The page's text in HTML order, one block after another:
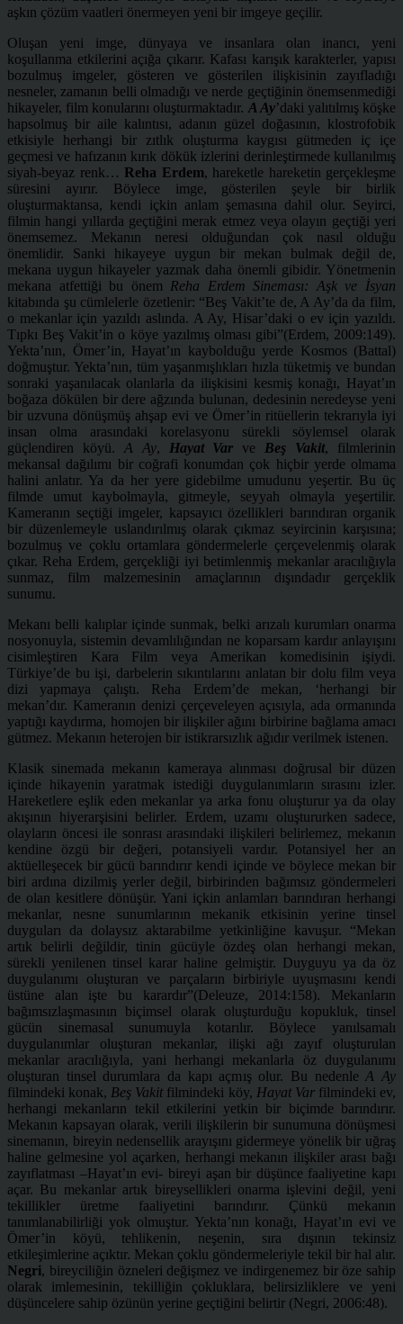
aşkın çözüm vaatleri önermeyen yeni bir imgeye geçilir.
Oluşan yeni imge, dünyaya ve insanlara olan inancı, yeni
koşullanma etkilerini açığa çıkarır. Kafası karışık karakterler, yapısı
bozulmuş imgeler, gösteren ve gösterilen ilişkisinin zayıfladığı
nesneler, zamanın belli olmadığı ve nerde geçtiğinin önemsenmediği
hikayeler, film konularını oluşturmaktadır. A Ay’daki yalıtılmış köşke
hapsolmuş bir aile kalıntısı, adanın güzel doğasının, klostrofobik
etkisiyle herhangi bir zıtlık oluşturma kaygısı gütmeden iç içe
geçmesi ve hafızanın kırık dökük izlerini derinleştirmede kullanılmış
siyah-beyaz renk… Reha Erdem, hareketle hareketin gerçekleşme
süresini ayırır. Böylece imge, gösterilen şeyle bir birlik
oluşturmaktansa, kendi içkin anlam şemasına dahil olur. Seyirci,
filmin hangi yıllarda geçtiğini merak etmez veya olayın geçtiği yeri
önemsemez. Mekanın neresi olduğundan çok nasıl olduğu
önemlidir. Sanki hikayeye uygun bir mekan bulmak değil de,
mekana uygun hikayeler yazmak daha önemli gibidir. Yönetmenin
mekana atfettiği bu önem Reha Erdem Sineması: Aşk ve İsyan
kitabında şu cümlelerle özetlenir: “Beş Vakit’te de, A Ay’da da film,
o mekanlar için yazıldı aslında. A Ay, Hisar’daki o ev için yazıldı.
Tıpkı Beş Vakit’in o köye yazılmış olması gibi”(Erdem, 2009:149).
Yekta’nın, Ömer’in, Hayat’ın kaybolduğu yerde Kosmos (Battal)
doğmuştur. Yekta’nın, tüm yaşanmışlıkları hızla tüketmiş ve bundan
sonraki yaşanılacak olanlarla da ilişkisini kesmiş konağı, Hayat’ın
boğaza dökülen bir dere ağzında bulunan, dedesinin neredeyse yeni
bir uzvuna dönüşmüş ahşap evi ve Ömer’in ritüellerin tekrarıyla iyi
insan olma arasındaki korelasyonu sürekli söylemsel olarak
güçlendiren köyü. A Ay, Hayat Var ve Beş Vakit, filmlerinin
mekansal dağılımı bir coğrafi konumdan çok hiçbir yerde olmama
halini anlatır. Ya da her yere gidebilme umudunu yeşertir. Bu üç
filmde umut kaybolmayla, gitmeyle, seyyah olmayla yeşertilir.
Kameranın seçtiği imgeler, kapsayıcı özellikleri barındıran organik
bir düzenlemeyle uslandırılmış olarak çıkmaz seyircinin karşısına;
bozulmuş ve çoklu ortamlara göndermelerle çerçevelenmiş olarak
çıkar. Reha Erdem, gerçekliği iyi betimlenmiş mekanlar aracılığıyla
sunmaz, film malzemesinin amaçlarının dışındadır gerçeklik
sunumu.
Mekanı belli kalıplar içinde sunmak, belki arızalı kurumları onarma
nosyonuyla, sistemin devamlılığından ne koparsam kardır anlayışını
cisimleştiren Kara Film veya Amerikan komedisinin işiydi.
Türkiye’de bu işi, darbelerin sıkıntılarını anlatan bir dolu film veya
dizi yapmaya çalıştı. Reha Erdem’de mekan, ‘herhangi bir
mekan’dır. Kameranın denizi çerçeveleyen açısıyla, ada ormanında
yaptığı kaydırma, homojen bir ilişkiler ağını birbirine bağlama amacı
gütmez. Mekanın heterojen bir istikrarsızlık ağıdır verilmek istenen.
Klasik sinemada mekanın kameraya alınması doğrusal bir düzen
içinde hikayenin yaratmak istediği duygulanımların sırasını izler.
Hareketlere eşlik eden mekanlar ya arka fonu oluşturur ya da olay
akışının hiyerarşisini belirler. Erdem, uzamı oluştururken sadece,
olayların öncesi ile sonrası arasındaki ilişkileri belirlemez, mekanın
kendine özgü bir değeri, potansiyeli vardır. Potansiyel her an
aktüelleşecek bir gücü barındırır kendi içinde ve böylece mekan bir
biri ardına dizilmiş yerler değil, birbirinden bağımsız göndermeleri
de olan kesitlere dönüşür. Yani içkin anlamları barındıran herhangi
mekanlar, nesne sunumlarının mekanik etkisinin yerine tinsel
duyguları da dolaysız aktarabilme yetkinliğine kavuşur. “Mekan
artık belirli değildir, tinin gücüyle özdeş olan herhangi mekan,
sürekli yenilenen tinsel karar haline gelmiştir. Duyguyu ya da öz
duygulanımı oluşturan ve parçaların birbiriyle uyuşmasını kendi
üstüne alan işte bu karardır”(Deleuze, 2014:158). Mekanların
bağımsızlaşmasının biçimsel olarak oluşturduğu kopukluk, tinsel
gücün sinemasal sunumuyla kotarılır. Böylece yanılsamalı
duygulanımlar oluşturan mekanlar, ilişki ağı zayıf oluşturulan
mekanlar aracılığıyla, yani herhangi mekanlarla öz duygulanımı
oluşturan tinsel durumlara da kapı açmış olur. Bu nedenle A Ay
filmindeki konak, Beş Vakit filmindeki köy, Hayat Varfilmindeki ev,
herhangi mekanların tekil etkilerini yetkin bir biçimde barındırır.
Mekanın kapsayan olarak, verili ilişkilerin bir sunumuna dönüşmesi
sinemanın, bireyin nedensellik arayışını gidermeye yönelik bir uğraş
haline gelmesine yol açarken, herhangi mekanın ilişkiler arası bağı
zayıflatması –Hayat’ın evi- bireyi aşan bir düşünce faaliyetine kapı
açar. Bu mekanlar artık bireysellikleri onarma işlevini değil, yeni
tekillikler üretme faaliyetini barındırır. Çünkü mekanın
tanımlanabilirliği yok olmuştur. Yekta’nın konağı, Hayat’ın evi ve
Ömer’in köyü, tehlikenin, neşenin, sıra dışının tekinsiz
etkileşimlerine açıktır. Mekan çoklu göndermeleriyle tekil bir hal alır.
Negri, bireyciliğin özneleri değişmez ve indirgenemez bir öze sahip
olarak imlemesinin, tekilliğin çokluklara, belirsizliklere ve yeni
düşüncelere sahip özünün yerine geçtiğini belirtir (Negri, 2006:48).